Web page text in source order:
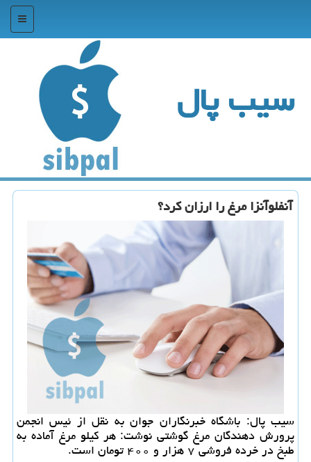
منو
سیب پال
آنفلوآنزا مرغ را ارزان كرد؟
سیب پال: باشگاه خبرنگاران جوان به نقل از ئیس انجمن
پرورش دهندگان مرغ گوشتی نوشت: هر كیلو مرغ آماده به
طبخ در خرده فروشی ۷ هزار و ۴۰۰ تومان است.